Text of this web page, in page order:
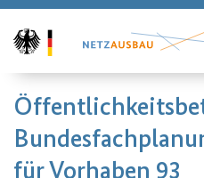
für Vorhaben 93